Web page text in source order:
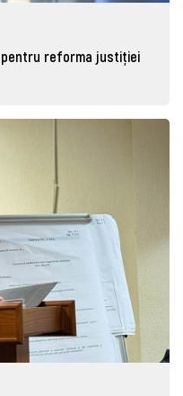
pentru reforma justiției